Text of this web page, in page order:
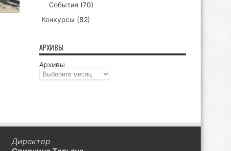
События (70)
Конкурсы (82)
АРХИВЫ
Архивы
Директор